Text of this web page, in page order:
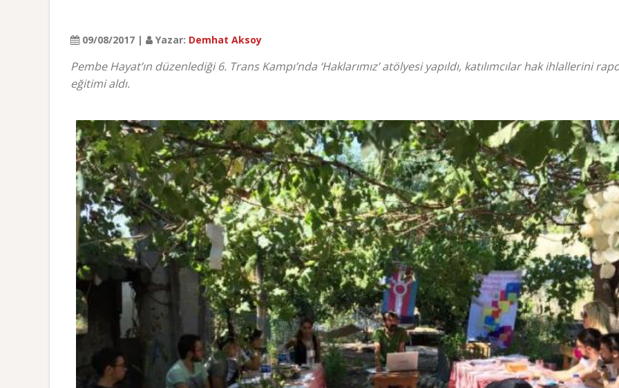
09/08/2017 | Yazar: Demhat Aksoy
Pembe Hayat’ın düzenlediği 6. Trans Kampı’nda ‘Haklarımız’ atölyesi yapıldı, katılımcılar hak ihlallerini
eğitimi aldı.